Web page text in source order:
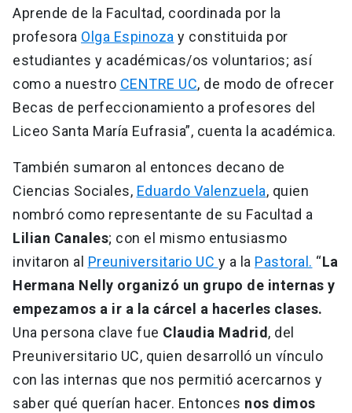
Aprende de la Facultad, coordinada por la
profesora Olga Espinoza y constituida por
estudiantes y académicas/os voluntarios; así
como a nuestro CENTRE UC, de modo de ofrecer
Becas de perfeccionamiento a profesores del
Liceo Santa María Eufrasia”, cuenta la académica.
También sumaron al entonces decano de
Ciencias Sociales, Eduardo Valenzuela, quien
nombró como representante de su Facultad a
Lilian Canales; con el mismo entusiasmo
invitaron al Preuniversitario UC y a la Pastoral. “La
Hermana Nelly organizó un grupo de internas y
empezamos a ir a la cárcel a hacerles clases.
Una persona clave fue Claudia Madrid, del
Preuniversitario UC, quien desarrolló un vínculo
con las internas que nos permitió acercarnos y
saber qué querían hacer. Entonces nos dimos